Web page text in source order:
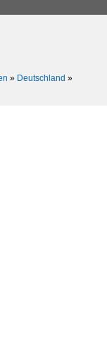
» Deutschland »